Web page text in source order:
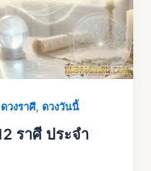
ดวงราศี,ดวงวันนี้
ราศี ประจำ